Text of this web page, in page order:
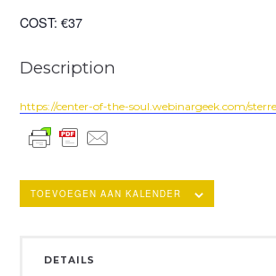
COST:€37
Description
https://center-of-the-soul.webinargeek.com/
TOEVOEGEN AAN KALENDER
DETAILS